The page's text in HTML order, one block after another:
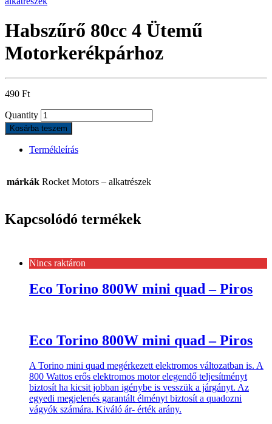
Habszűrő 80cc 4 Ütemű
Motorkerékpárhoz
490 Ft
Quantity
Kosárba teszem
Termékleírás
márkák Rocket Motors – alkatrészek
Kapcsolódó termékek
Nincs raktáron
Eco Torino 800W mini quad – Piros
Eco Torino 800W mini quad – Piros
A Torino mini quad megérkezett elektromos változatban is. A
800 Wattos erős elektromos motor elegendő teljesítményt
biztosít ha kicsit jobban igénybe is vesszük a járgányt. Az
egyedi megjelenés garantált élményt biztosít a quadozni
vágyók számára. Kiváló ár- érték arány.